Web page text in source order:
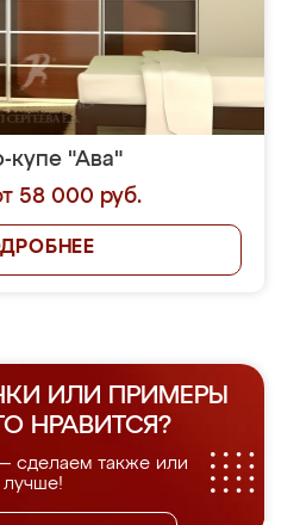
купе "Ава"
58 000 руб.
ИЛИ ПРИМЕРЫ
НРАВИТСЯ?
сделаем также или
лучше!